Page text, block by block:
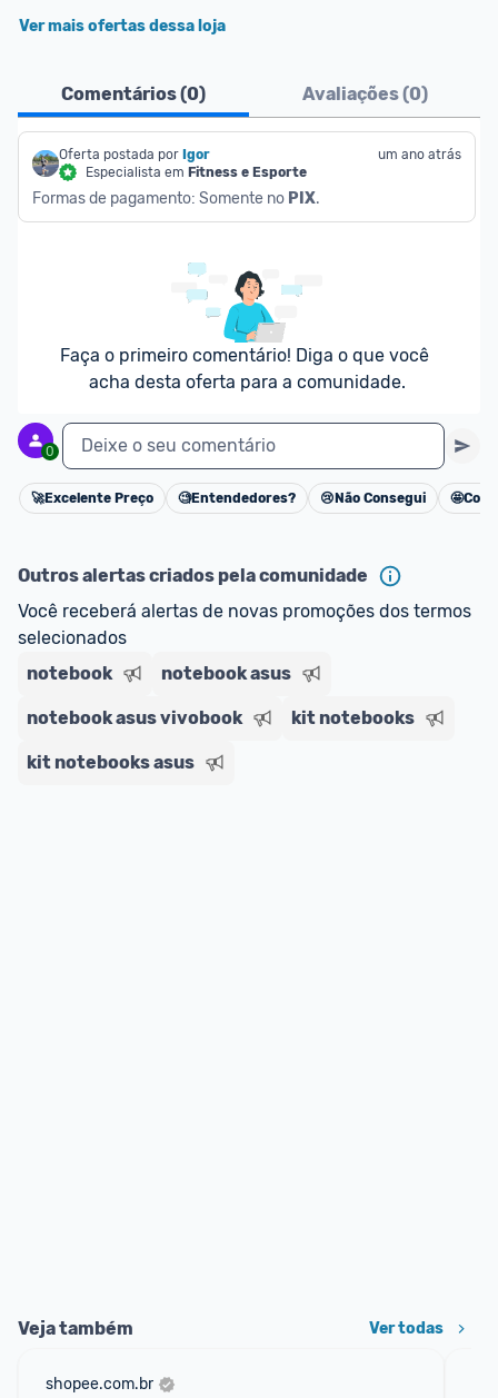
Ver mais ofertas dessa loja
Comentários (0) Avaliações (0)
Oferta postada por Igor
Especialista em Fitness e Esporte
um ano atrás
Formas de pagamento: Somente no PIX.
Faça o primeiro comentário! Diga o que você
acha desta oferta para a comunidade.
0 Deixe o seu comentário
Cancelar
🚀Excelente Preço 🧐Entendedores? 😢 Não Consegui 🤩
Outros alertas criados pela comunidade
Você receberá alertas de novas promoções dos termos
selecionados
notebook
notebook asus
notebook asus vivobook kit notebooks
kit notebooks asus
Veja também Ver todas
shopee.com.br